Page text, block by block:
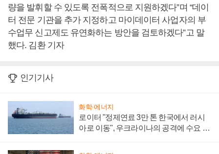
량을 발휘할 수 있도록 전폭적으로 지원하겠다”며 “데이
터 전문 기관을 추가 지정하고 마이데이터 사업자의 부
수업무 신고제도 유연화하는 방안을 검토하겠다”고 말
했다. 김환 기자
인기기사
화학·에너지
로이터 "정제연료 3만 톤 한국에서 러시
아로 이동", 우크라이나의 공격에 수요 늘